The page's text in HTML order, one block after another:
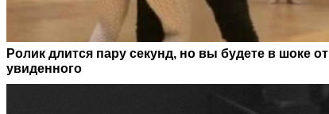
Ролик длится пару секунд, но вы будете в шоке от
увиденного